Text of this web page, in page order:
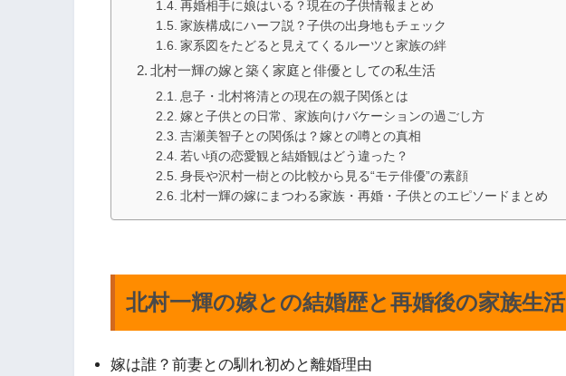
再婚相手に娘はいる？現在の子供情報まとめ
家族構成にハーフ説？子供の出身地もチェック
家系図をたどると見えてくるルーツと家族の絆
北村一輝の嫁と築く家庭と俳優としての私生活
息子・北村将清との現在の親子関係とは
嫁と子供との日常、家族向けバケーションの過ごし方
吉瀬美智子との関係は？嫁との噂との真相
若い頃の恋愛観と結婚観はどう違った？
身長や沢村一樹との比較から見る“モテ俳優”の素顔
北村一輝の嫁にまつわる家族・再婚・子供とのエピソードまとめ
北村一輝の嫁との結婚歴と再婚後の家族生活
嫁は誰？前妻との馴れ初めと離婚理由